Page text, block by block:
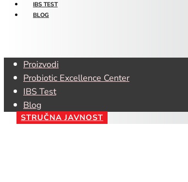
IBS TEST
BLOG
Proizvodi
Probiotic Excellence Center
IBS Test
Blog
STRUČNA JAVNOST